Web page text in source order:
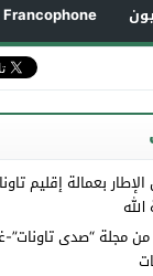
بعمالة إقليم